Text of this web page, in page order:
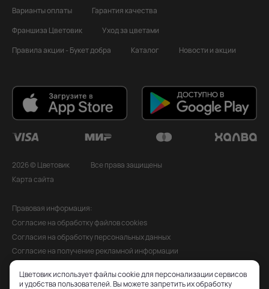
Варианты оплаты
Гарантия качества
Франшиза Цветовик
Уход за цветами
Правила акции - Букет добра
Каталог Новости и акции
2026 © Цветовик
Все права защищены
Карта сайта
Правовая информация:
Согласие на обработку файлов cookies
Согласия на обработку персональных данных
Согласие на получение рекламной информации
Политика обработки персональных данных
Публичная оферта
Цветовик использует файлы cookie для персонализации сервисов
и удобства пользователей. Вы можете запретить их обработку